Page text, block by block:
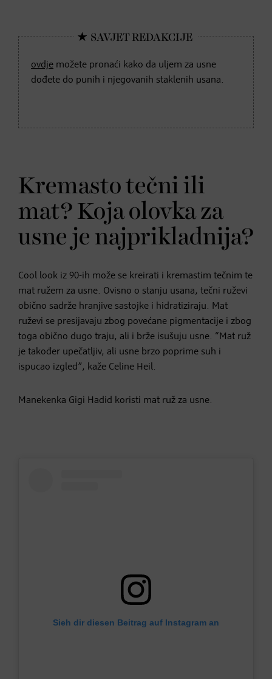
ovdje možete pronaći kako da uljem za usne
dođete do punih i njegovanih staklenih usana.
Kremasto tečni ili
mat? Koja olovka za
usne je najprikladnija?
Cool look iz 90-ih može se kreirati i kremastim tečnim te
mat ružem za usne. Ovisno o stanju usana, tečni ruževi
obično sadrže hranjive sastojke i hidratiziraju. Mat
ruževi se presijavaju zbog povećane pigmentacije i zbog
toga obično dugo traju, ali i brže isušuju usne. “Mat ruž
je također upečatljiv, ali usne brzo poprime suh i
ispucao izgled”, kaže Celine Heil.
Manekenka Gigi Hadid koristi mat ruž za usne.
Sieh dir diesen Beitrag auf Instagram an